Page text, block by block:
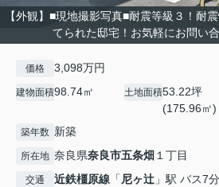
【外観】■現地撮影写真■耐震等級３！耐
てられた邸宅！お気軽にお問い
価格 3,098万円
建物面積98.74㎡ 土地面積53.22坪
(175.96㎡)
築年数 新築
所在地 奈良県奈良市五条畑 １丁目
交通 近鉄橿原線 「尼ヶ辻 」駅 バス7